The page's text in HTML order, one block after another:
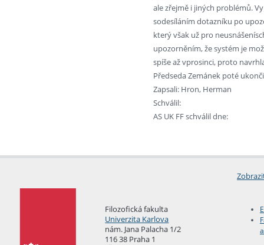
ale zřejmě i jiných problémů.
sodesíláním dotazníku po
který však už pro
upozorněním, že systém je
spíše až vprosinci, proto
Předseda Zemánek poté
Zapsali: Hron, Herman
Schválil:
AS UK FF schválil dne:
Filozofická fakulta
Univerzita Karlova
nám. Jana Palacha 1/2
116 38 Praha 1